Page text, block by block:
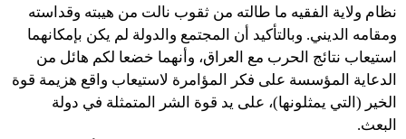
نظام ولاية الفقيه ما طالته من ثقوب نالت من هيبته وقداسته
ومقامه الديني. وبالتأكيد أن المجتمع والدولة لم يكن بإمكانهما
استيعاب نتائج الحرب مع العراق، وأنهما خضعا لكم هائل من
الدعاية المؤسسة على فكر المؤامرة لاستيعاب واقع هزيمة قوة
الخير (التي يمثلونها)، على يد قوة الشر المتمثلة في دولة
البعث.